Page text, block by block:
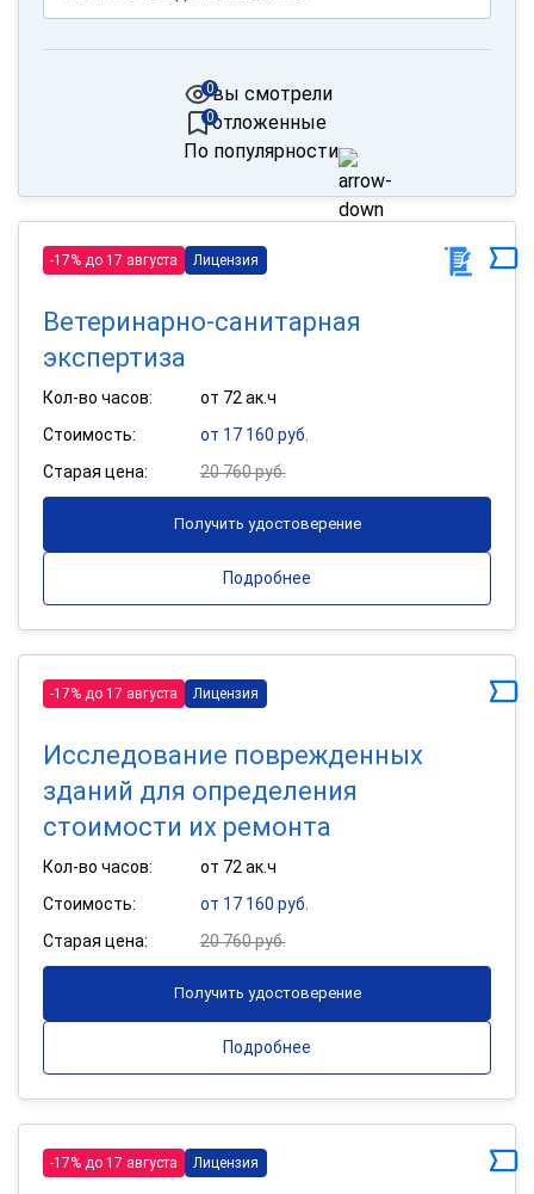
вы смотрели
0
отложенные
0
По популярности
-17% до 17 августа Лицензия
Ветеринарно-санитарная
экспертиза
Кол-во часов:
от 72 ак.ч
Стоимость:
от 17 160 руб.
Старая цена:
20 760 руб.
Получить удостоверение
Подробнее
-17% до 17 августа Лицензия
Исследование поврежденных
зданий для определения
стоимости их ремонта
Кол-во часов:
от 72 ак.ч
Стоимость:
от 17 160 руб.
Старая цена:
20 760 руб.
Получить удостоверение
Подробнее
-17% до 17 августа Лицензия